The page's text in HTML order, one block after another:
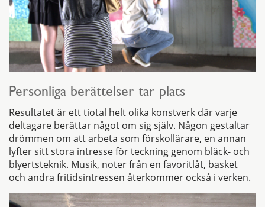
Personliga berättelser tar plats
Resultatet är ett tiotal helt olika konstverk där varje
deltagare berättar något om sig själv. Någon gestaltar
drömmen om att arbeta som förskollärare, en annan
lyfter sitt stora intresse för teckning genom bläck- och
blyertsteknik. Musik, noter från en favoritlåt, basket
och andra fritidsintressen återkommer också i verken.